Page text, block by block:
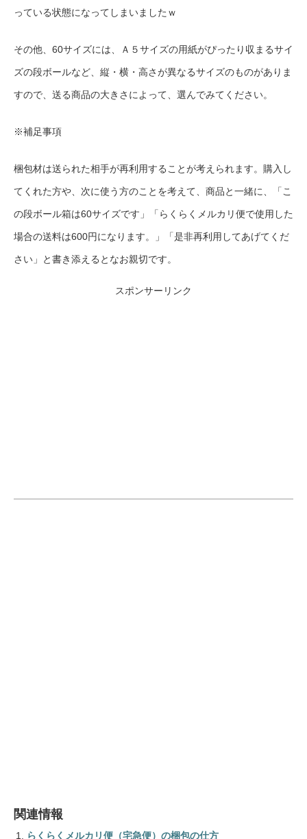
っている状態になってしまいましたｗ
その他、60サイズには、Ａ５サイズの用紙がぴったり収まるサイ
ズの段ボールなど、縦・横・高さが異なるサイズのものがありま
すので、送る商品の大きさによって、選んでみてください。
※補足事項
梱包材は送られた相手が再利用することが考えられます。購入し
てくれた方や、次に使う方のことを考えて、商品と一緒に、「こ
の段ボール箱は60サイズです」「らくらくメルカリ便で使用した
場合の送料は600円になります。」「是非再利用してあげてくだ
さい」と書き添えるとなお親切です。
スポンサーリンク
関連情報
らくらくメルカリ便（宅急便）の梱包の仕方